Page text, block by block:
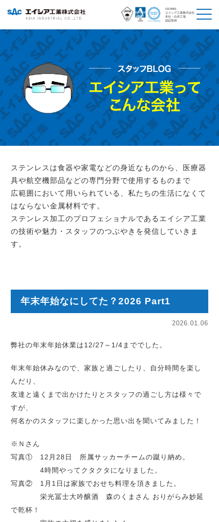
ISO9001
エイシア工業株式会社
本社・白井工場
認証取得
ステンレスは食器や家電などの身近なものから、医療器
具や航空機部品などの専門分野で使用するものまで
広範囲において用いられている、私たちの生活になくて
はならない金属材料です。
ステンレス加工のプロフェショナルであるエイシア工業
の技術や魅力・スタッフのつぶやきを発信していきま
す。
年末年始なにしてた？2026 Part1
2026.01.06
弊社の年末年始休業は12/27～1/4まででした。
年末年始休みなので、家族と過ごしたり、自分時間を楽し
んだり、
友達と遠くまで出かけたりとスタッフの過ごし方は様々で
すが、
何名かのスタッフに楽しかった思い出を聞いてみました！
※Ｎさん
写真① 12月28日 所属サッカーチームの蹴り納め。
4時間やってクタクタになりました。
写真② 1月1日は家族でおせち料理を頂きました。
栄光冨士大吟醸酒 森のくまさん おりがらみ妙延
で乾杯！